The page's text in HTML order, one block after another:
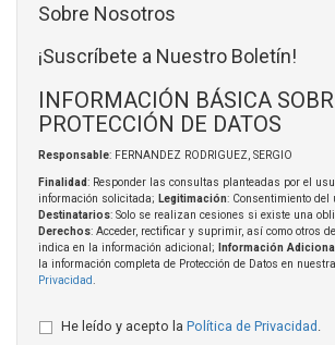
Sobre Nosotros
¡Suscríbete a Nuestro Boletín!
INFORMACIÓN BÁSICA
PROTECCIÓN DE DATOS
Responsable: FERNANDEZ RODRIGUEZ, SERGIO
Finalidad: Responder las consultas planteadas por el
información solicitada; Legitimación: Consentimiento del
Destinatarios: Solo se realizan cesiones si existe una
Derechos: Acceder, rectificar y suprimir, así como otros
indica en la información adicional;
Información Adicional
la información completa de Protección de Datos en nuestra
Privacidad
He leído y acepto la Política de Privacidad